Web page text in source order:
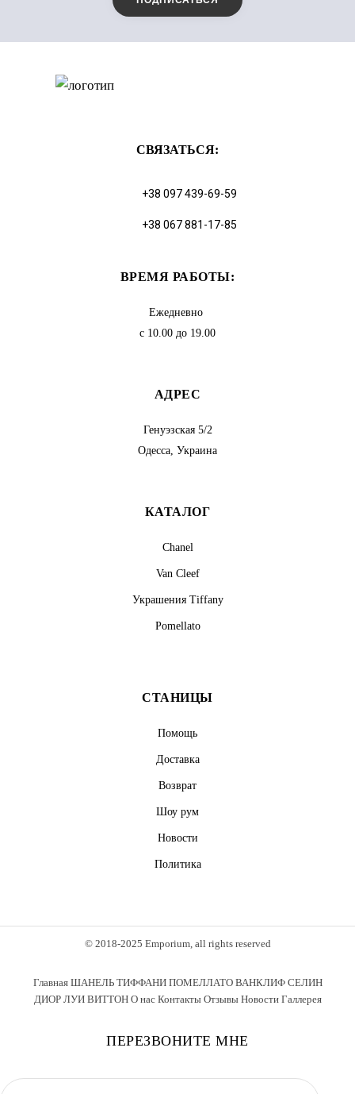
СВЯЗАТЬСЯ:
+38 097 439-69-59
+38 067 881-17-85
ВРЕМЯ РАБОТЫ:
Ежедневно
с 10.00 до 19.00
АДРЕС
Генуэзская 5/2
Одесса, Украина
КАТАЛОГ
Chanel
Van Cleef
Украшения Tiffany
Pomellato
СТАНИЦЫ
Помощь
Доставка
Возврат
Шоу рум
Новости
Политика
© 2018-2025 Emporium, all rights reserved
Главная ШАНЕЛЬ ТИФФАНИ ПОМЕЛЛАТО ВАНКЛИФ СЕЛИН
ДИОР ЛУИ ВИТТОН О нас Контакты Отзывы Новости Галлерея
ПЕРЕЗВОНИТЕ МНЕ